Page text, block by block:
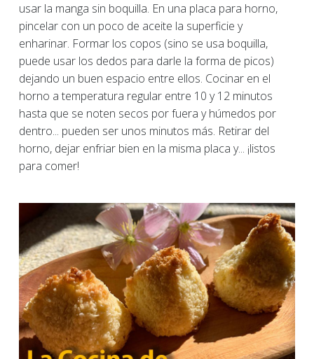
usar la manga sin boquilla. En una placa para horno,
pincelar con un poco de aceite la superficie y
enharinar. Formar los copos (sino se usa boquilla,
puede usar los dedos para darle la forma de picos)
dejando un buen espacio entre ellos. Cocinar en el
horno a temperatura regular entre 10 y 12 minutos
hasta que se noten secos por fuera y húmedos por
dentro... pueden ser unos minutos más. Retirar del
horno, dejar enfriar bien en la misma placa y... ¡listos
para comer!